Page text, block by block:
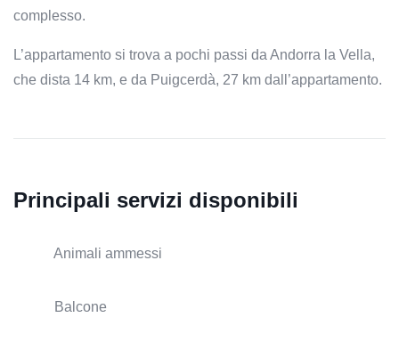
complesso.
L’appartamento si trova a pochi passi da Andorra la Vella,
che dista 14 km, e da Puigcerdà, 27 km dall’appartamento.
Principali servizi disponibili
Animali ammessi
Balcone